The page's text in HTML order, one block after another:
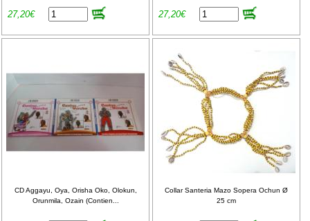
27,20€ 27,20€
CD Aggayu, Oya, Orisha Oko, Olokun,
Orunmila, Ozain (Contien...
Collar Santeria Mazo Sopera Ochun Ø
25 cm